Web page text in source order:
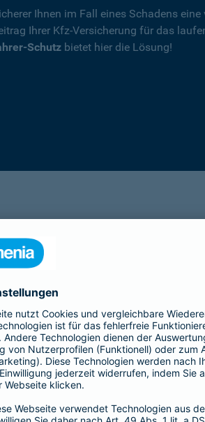
Ihnen im Fall eines Schadens eine
Ihrer Kfz-Versicherung für das
Schutz bietet hier die Lösung!
die Ihnen nach einem
Ihnen wegen einer
Fahrerkreises in
1, 2 oder 3 Tage bzw.
1, 2 oder 3 Wochen